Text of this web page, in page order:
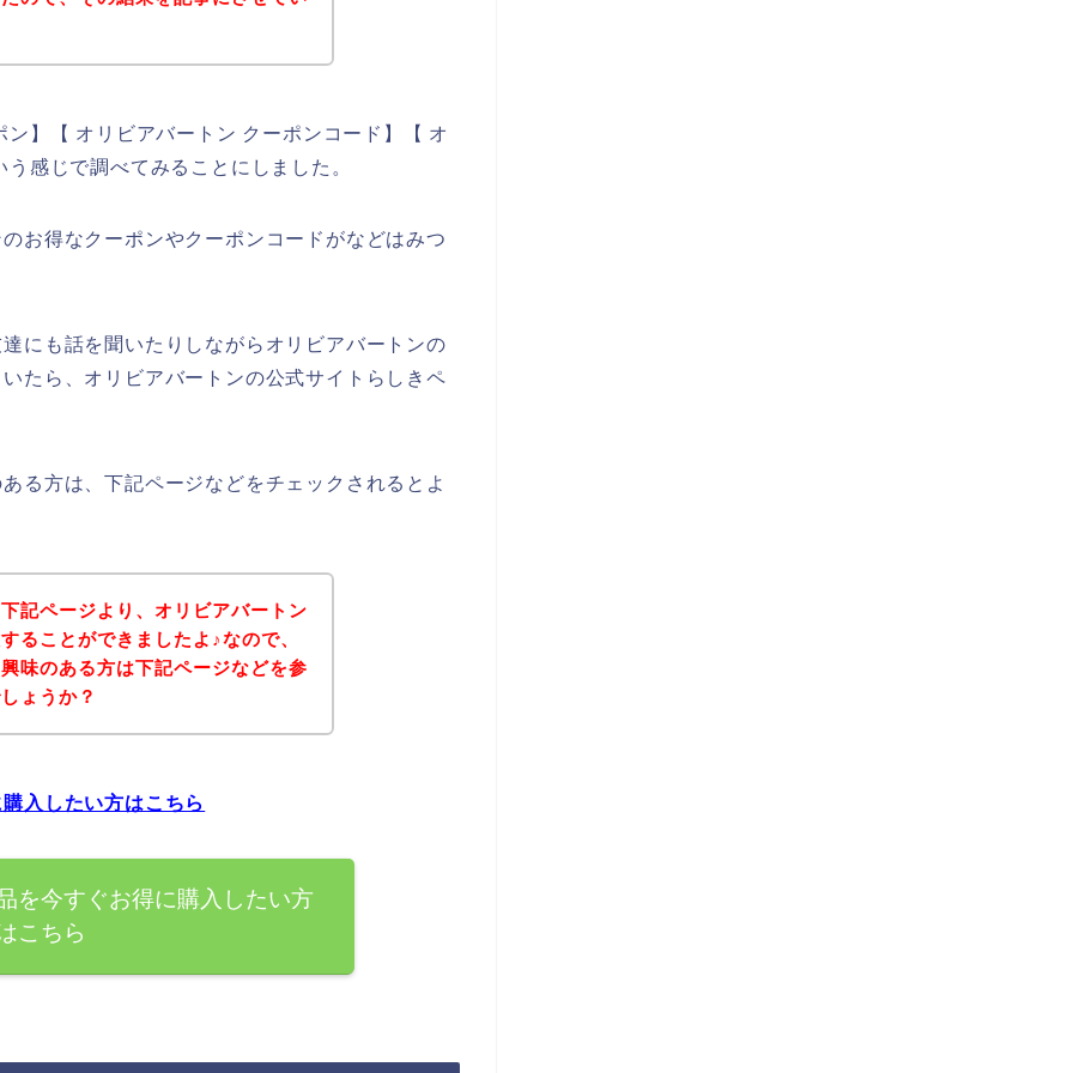
】【 オリビアバートン クーポンコード】【 オ
感じで調べてみることにしました。
お得なクーポンやクーポンコードがなどはみつ
にも話を聞いたりしながらオリビアバートンの
たら、オリビアバートンの公式サイトらしきペ
る方は、下記ページなどをチェックされるとよ
記ページより、オリビアバートン
ることができましたよ♪なので、
味のある方は下記ページなどを参
ょうか？
入したい方はこちら
を今すぐお得に購入したい方
こちら